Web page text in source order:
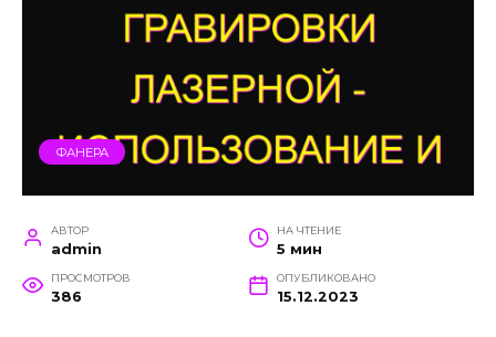
ФАНЕРА
АВТОР
admin
НА ЧТЕНИЕ
5 мин
ПРОСМОТРОВ
386
ОПУБЛИКОВАНО
15.12.2023